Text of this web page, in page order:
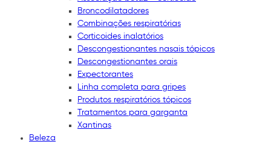
Broncodilatadores
Combinações respiratórias
Corticoides inalatórios
Descongestionantes nasais tópicos
Descongestionantes orais
Expectorantes
Linha completa para gripes
Produtos respiratórios tópicos
Tratamentos para garganta
Xantinas
Beleza